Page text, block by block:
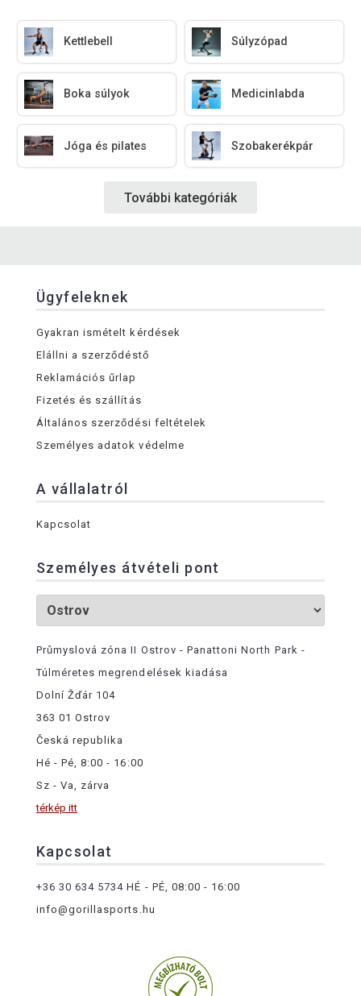
Kettlebell Súlyzópad
Boka súlyok Medicinlabda
Jóga és pilates Szobakerékpár
További kategóriák
Ügyfeleknek
Gyakran ismételt kérdések
Elállni a szerződéstő
Reklamációs űrlap
Fizetés és szállítás
Általános szerződési feltételek
Személyes adatok védelme
A vállalatról
Kapcsolat
Személyes átvételi pont
Průmyslová zóna II Ostrov - Panattoni North Park -
Túlméretes megrendelések kiadása
Dolní Žďár 104
363 01 Ostrov
Česká republika
Hé - Pé, 8:00 - 16:00
Sz - Va, zárva
térkép itt
Kapcsolat
+36 30 634 5734 HÉ - PÉ, 08:00 - 16:00
info@gorillasports.hu